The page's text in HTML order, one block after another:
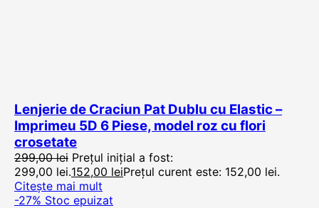
Lenjerie de Craciun Pat Dublu cu Elastic –
Imprimeu 5D 6 Piese, model roz cu flori
crosetate
299,00lei Prețul inițial a fost:
299,00 lei.152,00 leiPrețul curent este: 152,00 lei.
Citește mai mult
-27% Stoc epuizat